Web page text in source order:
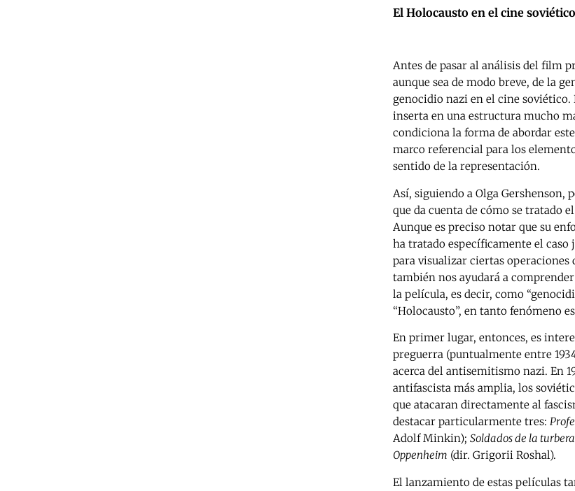
El Holocausto en el cine soviético
Antes de pasar al análisis del film
aunque sea de modo breve, de la
genocidio nazi en el cine soviético.
inserta en una estructura mucho
condiciona la forma de abordar
marco referencial para los
sentido de la representación.
Así, siguiendo a Olga Gershenson,
que da cuenta de cómo se tratado
Aunque es preciso notar que su
ha tratado específicamente el caso
para visualizar ciertas
también nos ayudará a
la película, es decir, como
“Holocausto”, en tanto fenómeno
En primer lugar, entonces, es
preguerra (puntualmente entre
acerca del antisemitismo nazi. En
antifascista más amplia, los
que atacaran directamente al
destacar particularmente tres:
Adolf Minkin);Soldados de la turbera
Oppenheim (dir. Grigorii Roshal).
El lanzamiento de estas películas